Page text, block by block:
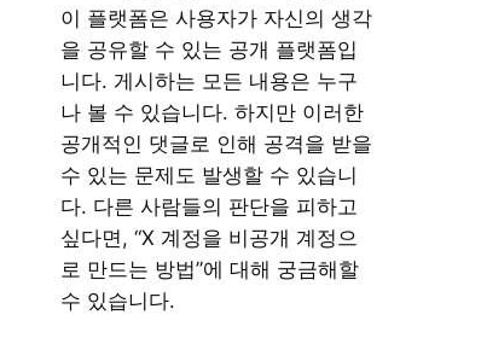
이 플랫폼은 사용자가 자신의 생각
을 공유할 수 있는 공개 플랫폼입
니다. 게시하는 모든 내용은 누구
나 볼 수 있습니다. 하지만 이러한
공개적인 댓글로 인해 공격을 받을
수 있는 문제도 발생할 수 있습니
다. 다른 사람들의 판단을 피하고
싶다면, “X 계정을 비공개 계정으
로 만드는 방법”에 대해 궁금해할
수 있습니다.